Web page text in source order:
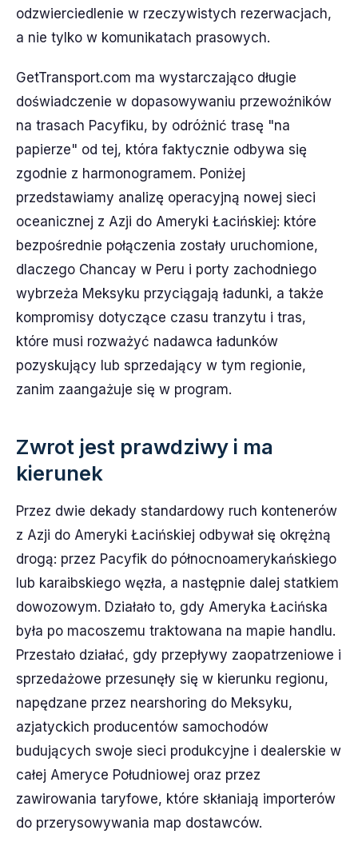
odzwierciedlenie w rzeczywistych rezerwacjach,
a nie tylko w komunikatach prasowych.
GetTransport.com ma wystarczająco długie
doświadczenie w dopasowywaniu przewoźników
na trasach Pacyfiku, by odróżnić trasę "na
papierze" od tej, która faktycznie odbywa się
zgodnie z harmonogramem. Poniżej
przedstawiamy analizę operacyjną nowej sieci
oceanicznej z Azji do Ameryki Łacińskiej: które
bezpośrednie połączenia zostały uruchomione,
dlaczego Chancay w Peru i porty zachodniego
wybrzeża Meksyku przyciągają ładunki, a także
kompromisy dotyczące czasu tranzytu i tras,
które musi rozważyć nadawca ładunków
pozyskujący lub sprzedający w tym regionie,
zanim zaangażuje się w program.
Zwrot jest prawdziwy i ma
kierunek
Przez dwie dekady standardowy ruch kontenerów
z Azji do Ameryki Łacińskiej odbywał się okrężną
drogą: przez Pacyfik do północnoamerykańskiego
lub karaibskiego węzła, a następnie dalej statkiem
dowozowym. Działało to, gdy Ameryka Łacińska
była po macoszemu traktowana na mapie handlu.
Przestało działać, gdy przepływy zaopatrzeniowe i
sprzedażowe przesunęły się w kierunku regionu,
napędzane przez nearshoring do Meksyku,
azjatyckich producentów samochodów
budujących swoje sieci produkcyjne i dealerskie w
całej Ameryce Południowej oraz przez
zawirowania taryfowe, które skłaniają importerów
do przerysowywania map dostawców.